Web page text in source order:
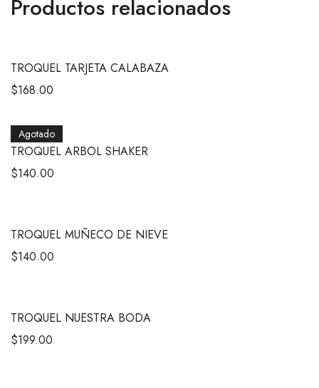
Productos relacionados
TROQUEL TARJETA CALABAZA
$168.00
Agotado
TROQUEL ARBOL SHAKER
$140.00
TROQUEL MUÑECO DE NIEVE
$140.00
TROQUEL NUESTRA BODA
$199.00